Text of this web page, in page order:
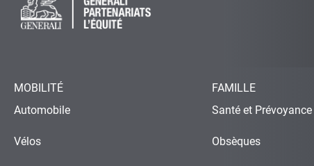
MOBILITÉ
Automobile
Vélos
FAMILLE
Santé et Prévoyance
Obsèques